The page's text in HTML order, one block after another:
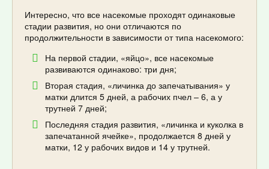
Интересно, что все насекомые проходят одинаковые
стадии развития, но они отличаются по
продолжительности в зависимости от типа насекомого:
На первой стадии, «яйцо», все насекомые
развиваются одинаково: три дня;
Вторая стадия, «личинка до запечатывания» у
матки длится 5 дней, а рабочих пчел – 6, а у
трутней 7 дней;
Последняя стадия развития, «личинка и куколка в
запечатанной ячейке», продолжается 8 дней у
матки, 12 у рабочих видов и 14 у трутней.